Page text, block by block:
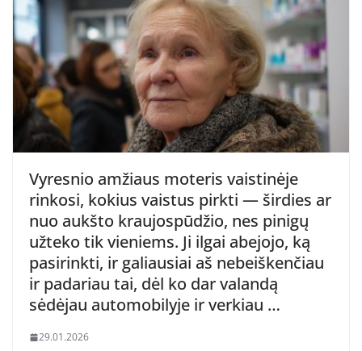
Vyresnio amžiaus moteris vaistinėje
rinkosi, kokius vaistus pirkti — širdies ar
nuo aukšto kraujospūdžio, nes pinigų
užteko tik vieniems. Ji ilgai abejojo, ką
pasirinkti, ir galiausiai aš nebeiškenčiau
ir padariau tai, dėl ko dar valandą
sėdėjau automobilyje ir verkiau …
29.01.2026